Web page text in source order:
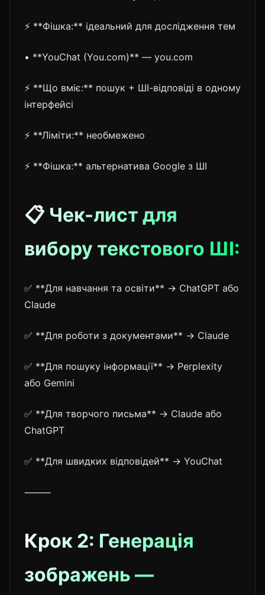
⚡ **Фішка:** ідеальний для дослідження тем
• **YouChat (You.com)** — you.com
⚡ **Що вміє:** пошук + ШІ-відповіді в одному
інтерфейсі
⚡ **Ліміти:** необмежено
⚡ **Фішка:** альтернатива Google з ШІ
📋 Чек-лист для
вибору текстового ШІ:
✅ **Для навчання та освіти** → ChatGPT або
Claude
✅ **Для роботи з документами** → Claude
✅ **Для пошуку інформації** → Perplexity
або Gemini
✅ **Для творчого письма** → Claude або
ChatGPT
✅ **Для швидких відповідей** → YouChat
⸻
Крок 2: Генерація
зображень —